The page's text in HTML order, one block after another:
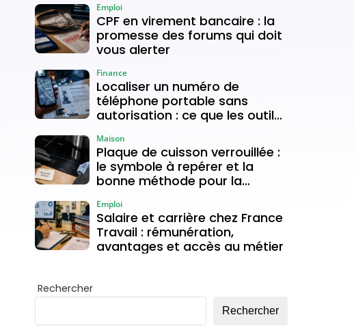
CPF en virement bancaire : la
promesse des forums qui doit
vous alerter
Emploi
Localiser un numéro de
téléphone portable sans
autorisation : ce que les outils
Finance
Plaque de cuisson verrouillée :
le symbole à repérer et la
bonne méthode pour la
Maison
Salaire et carrière chez France
Travail : rémunération,
avantages et accès au métier
Emploi
Rechercher
Rechercher